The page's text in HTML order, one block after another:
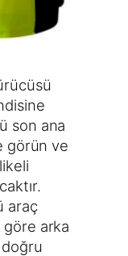
son ana
görün ve
araç
göre arka